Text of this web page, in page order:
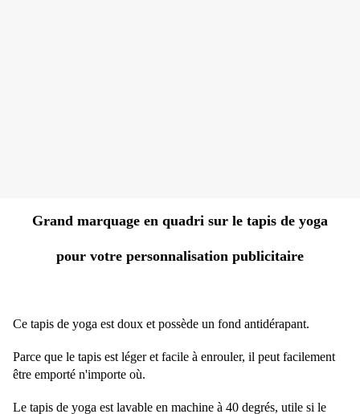
Grand marquage en quadri sur le tapis de yoga
pour votre personnalisation publicitaire
Ce tapis de yoga est doux et possède un fond antidérapant.
Parce que le tapis est léger et facile à enrouler, il peut facilement
être emporté n'importe où.
Le tapis de yoga est lavable en machine à 40 degrés, utile si le